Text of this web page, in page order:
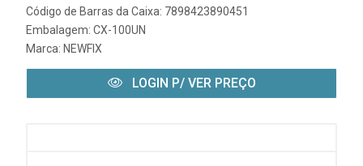
Código de Barras da Caixa: 7898423890451
Embalagem: CX-100UN
Marca: NEWFIX
LOGIN P/ VER PREÇO